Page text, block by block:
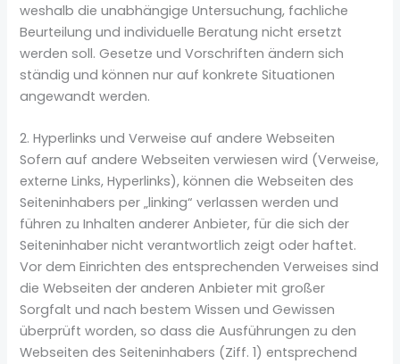
weshalb die unabhängige Untersuchung, fachliche
Beurteilung und individuelle Beratung nicht ersetzt
werden soll. Gesetze und Vorschriften ändern sich
ständig und können nur auf konkrete Situationen
angewandt werden.
2. Hyperlinks und Verweise auf andere Webseiten
Sofern auf andere Webseiten verwiesen wird (Verweise,
externe Links, Hyperlinks), können die Webseiten des
Seiteninhabers per „linking“ verlassen werden und
führen zu Inhalten anderer Anbieter, für die sich der
Seiteninhaber nicht verantwortlich zeigt oder haftet.
Vor dem Einrichten des entsprechenden Verweises sind
die Webseiten der anderen Anbieter mit großer
Sorgfalt und nach bestem Wissen und Gewissen
überprüft worden, so dass die Ausführungen zu den
Webseiten des Seiteninhabers (Ziff. 1) entsprechend